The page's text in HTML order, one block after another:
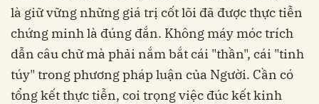
là giữ vững những giá trị cốt lõi đã được thực tiễn
chứng minh là đúng đắn. Không máy móc trích
dẫn câu chữ mà phải nắm bắt cái "thần", cái "tinh
túy" trong phương pháp luận của Người. Cần có
tổng kết thực tiễn, coi trọng việc đúc kết kinh